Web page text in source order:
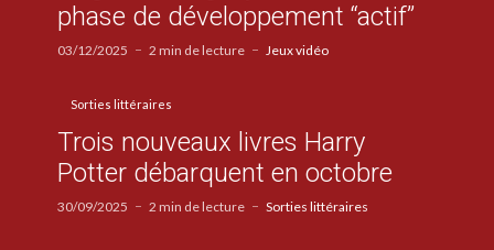
phase de développement “actif”
03/12/2025 2 min de lecture Jeux vidéo
Sorties littéraires
Trois nouveaux livres Harry
Potter débarquent en octobre
30/09/2025 2 min de lecture Sorties littéraires